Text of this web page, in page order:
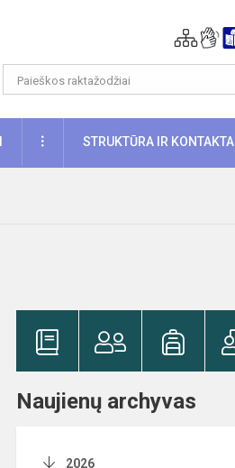
DAUGIAUSTRUKTŪRA IR KONTAKTAI
Naujienų archyvas
2026